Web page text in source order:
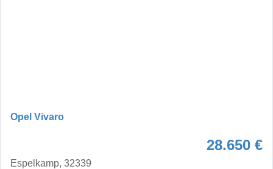
Opel Vivaro
28.650 €
Espelkamp, 32339